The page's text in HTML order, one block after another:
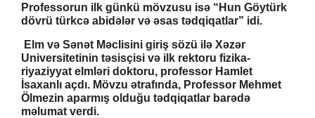
Professorun ilk günkü mövzusu isə “Hun Göytürk
dövrü türkcə abidələr və əsas tədqiqatlar” idi.
Elm və Sənət Məclisini giriş sözü ilə Xəzər
Universitetinin təsisçisi və ilk rektoru fizika-
riyaziyyat elmləri doktoru, professor Hamlet
İsaxanlı açdı. Mövzu ətrafında, Professor Mehmet
Ölmezin aparmış olduğu tədqiqatlar barədə
məlumat verdi.